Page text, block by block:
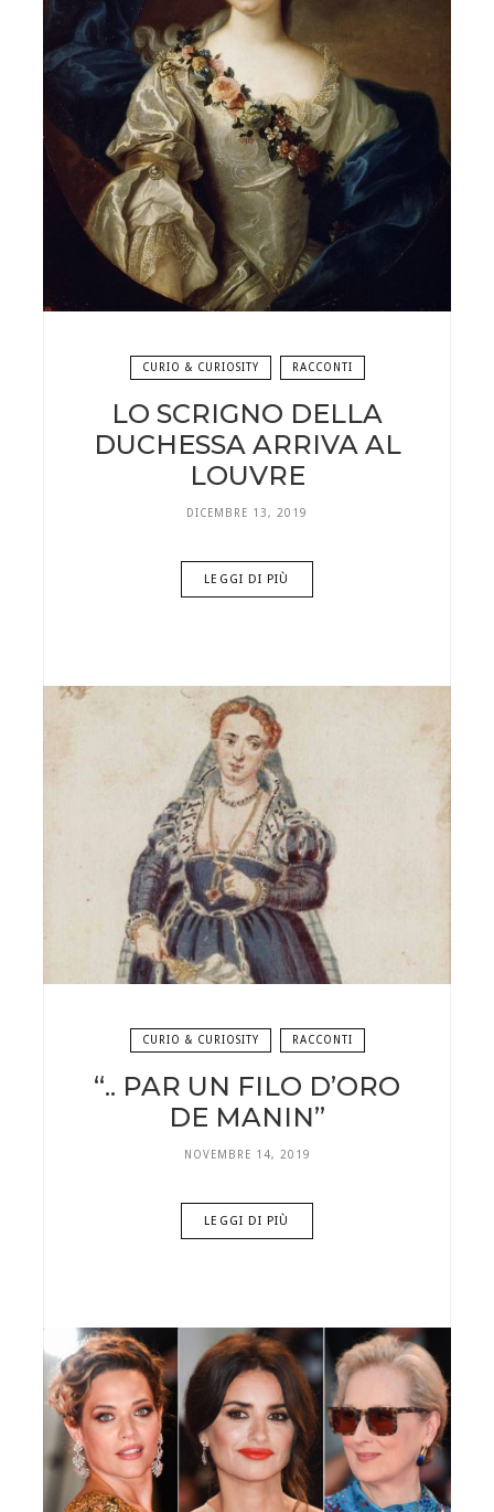
CURIO & CURIOSITY RACCONTI
LO SCRIGNO DELLA
DUCHESSA ARRIVA AL
LOUVRE
DICEMBRE 13, 2019
LEGGI DI PIÙ
CURIO & CURIOSITY RACCONTI
“.. PAR UN FILO D’ORO
DE MANIN”
NOVEMBRE 14, 2019
LEGGI DI PIÙ